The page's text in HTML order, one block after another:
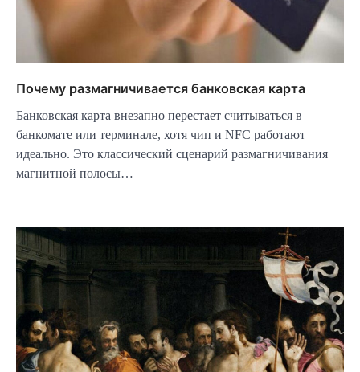
Почему размагничивается банковская карта
Банковская карта внезапно перестает считываться в
банкомате или терминале, хотя чип и NFC работают
идеально. Это классический сценарий размагничивания
магнитной полосы…